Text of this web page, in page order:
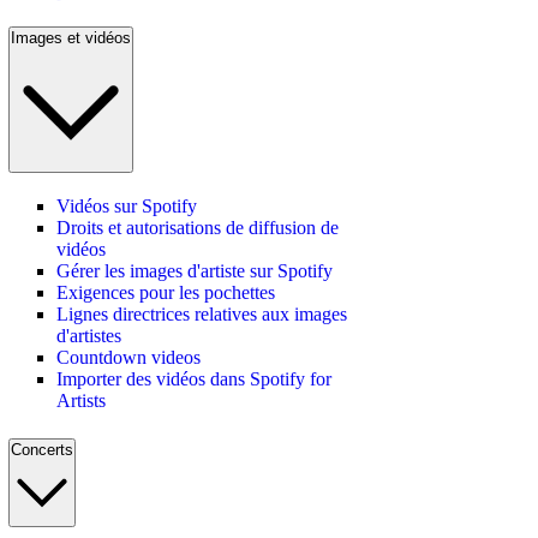
Images et vidéos
Vidéos sur Spotify
Droits et autorisations de diffusion de
vidéos
Gérer les images d'artiste sur Spotify
Exigences pour les pochettes
Lignes directrices relatives aux images
d'artistes
Countdown videos
Importer des vidéos dans Spotify for
Artists
Concerts